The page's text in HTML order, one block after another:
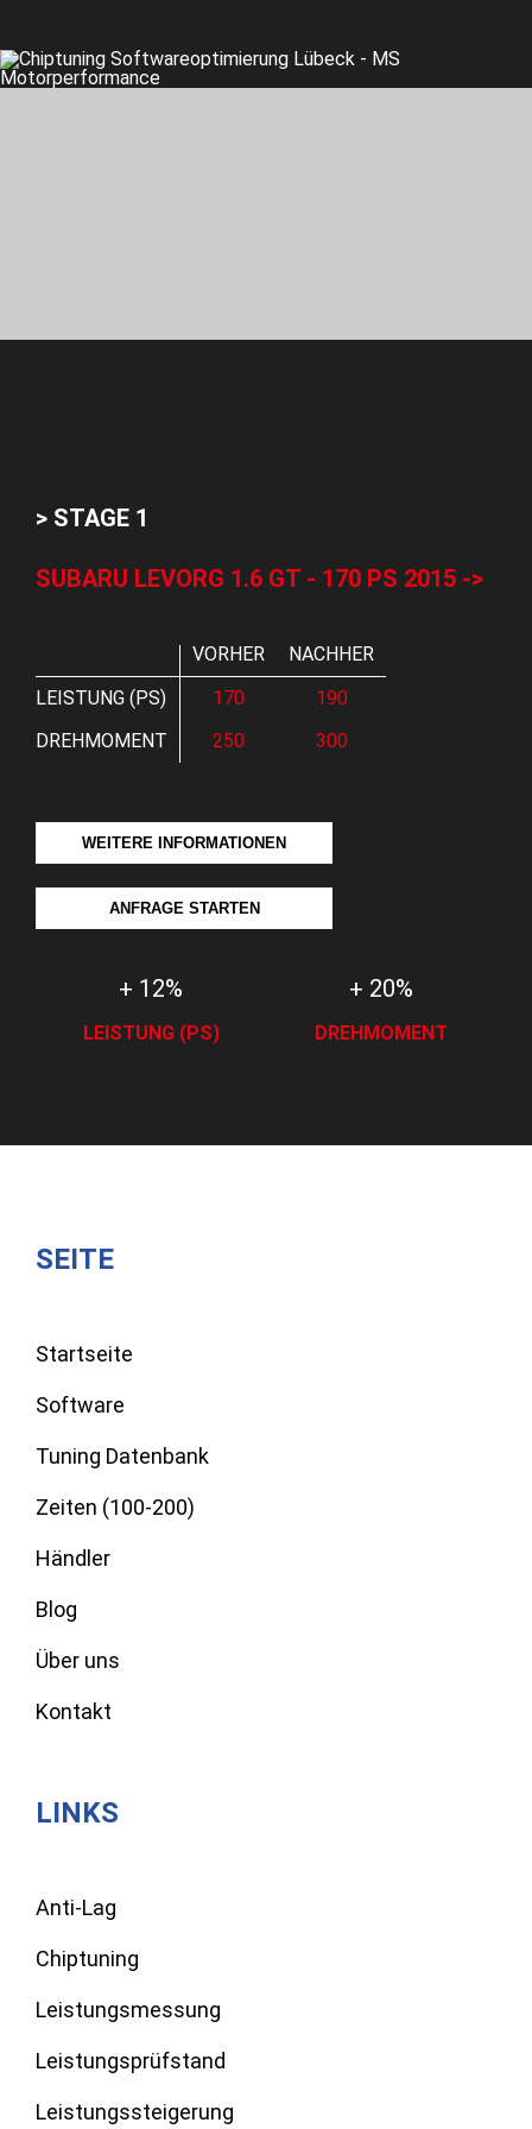
> STAGE 1
SUBARU LEVORG 1.6 GT - 170 PS 2015 ->
VORHER
NACHHER
LEISTUNG (PS)
170
190
DREHMOMENT
250 300
WEITERE INFORMATIONEN
ANFRAGE STARTEN
+ 12%
LEISTUNG (PS)
+ 20%
DREHMOMENT
SEITE
Startseite
Software
Tuning Datenbank
Zeiten (100-200)
Händler
Blog
Über uns
Kontakt
LINKS
Anti-Lag
Chiptuning
Leistungsmessung
Leistungsprüfstand
Leistungssteigerung